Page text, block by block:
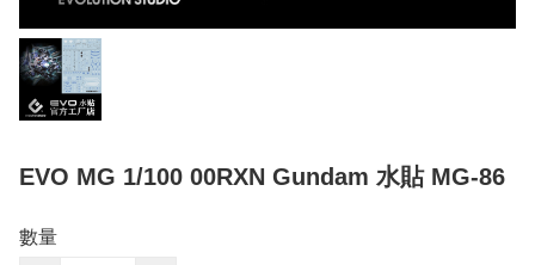
EVO MG 1/100 00RXN Gundam 水貼 MG-86
數量